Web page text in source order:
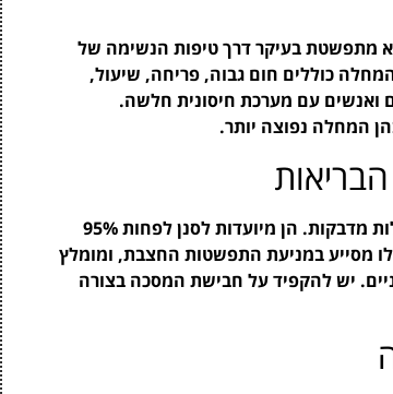
מתפשטת בעיקר דרך טיפות הנשימה של
כוללים חום גבוה, פריחה, שיעול,
ואנשים עם מערכת חיסונית חלשה.
המחלה נפוצה יותר.
מסכות KN95 נחשבות לאחת מההגנות היעילות ביותר מפני מחלות מדבקות. הן מיועדות לסנן לפחות 95%
מסייע במניעת התפשטות החצבת, ומומלץ
יש להקפיד על חבישת המסכה בצורה